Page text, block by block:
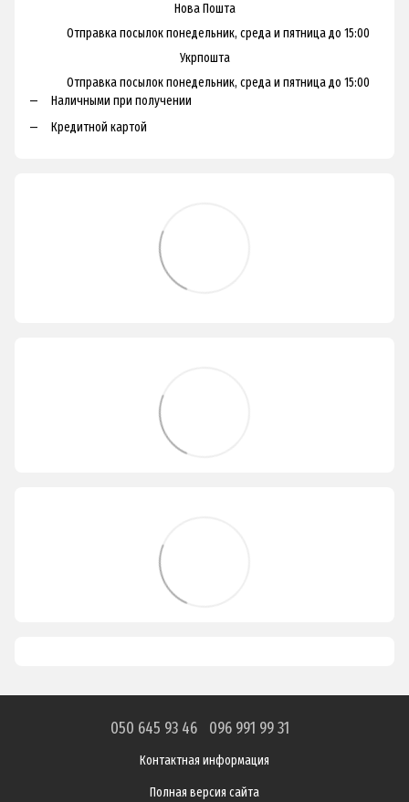
Нова Пошта
Отправка посылок понедельник, среда и пятница до 15:00
Укрпошта
Отправка посылок понедельник, среда и пятница до 15:00
Наличными при получении
Кредитной картой
050 645 93 46 096 991 99 31
Контактная информация
Полная версия сайта